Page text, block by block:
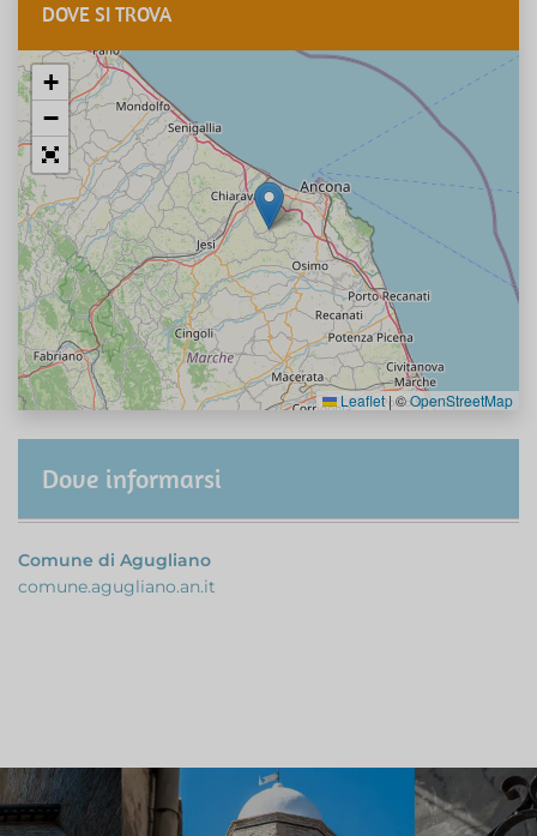
DOVE SI TROVA
+
−
Leaflet|©OpenStreetMap
Dove informarsi
Comune di Agugliano
comune.agugliano.an.it